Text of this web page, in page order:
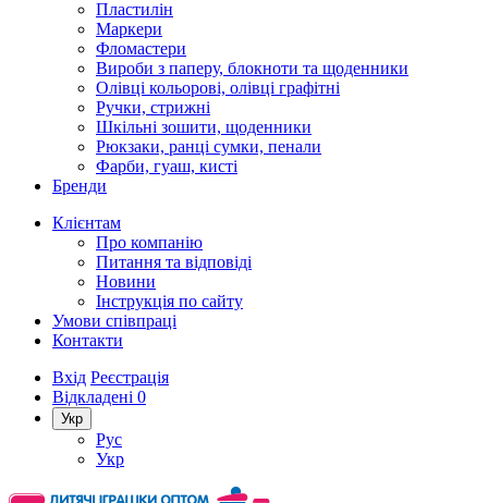
Пластилін
Маркери
Фломастери
Вироби з паперу, блокноти та щоденники
Олівці кольорові, олівці графітні
Ручки, стрижні
Шкільні зошити, щоденники
Рюкзаки, ранці сумки, пенали
Фарби, гуаш, кисті
Бренди
Клієнтам
Про компанію
Питання та відповіді
Новини
Інструкція по сайту
Умови співпраці
Контакти
Вхід Реєстрація
Відкладені 0
Укр
Рус
Укр